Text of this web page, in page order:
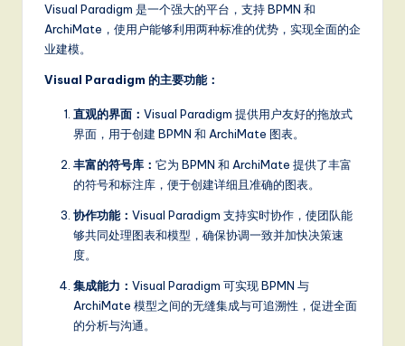
Visual Paradigm 是一个强大的平台，支持 BPMN 和
ArchiMate，使用户能够利用两种标准的优势，实现全面的企
业建模。
Visual Paradigm 的主要功能：
直观的界面： Visual Paradigm 提供用户友好的拖放式
界面，用于创建 BPMN 和 ArchiMate 图表。
丰富的符号库： 它为 BPMN 和 ArchiMate 提供了丰富
的符号和标注库，便于创建详细且准确的图表。
协作功能： Visual Paradigm 支持实时协作，使团队能
够共同处理图表和模型，确保协调一致并加快决策速
度。
集成能力： Visual Paradigm 可实现 BPMN 与
ArchiMate 模型之间的无缝集成与可追溯性，促进全面
的分析与沟通。